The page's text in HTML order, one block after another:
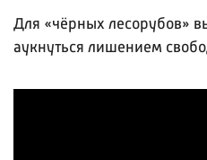
Для «чёрных лесорубов»
аукнуться лишением